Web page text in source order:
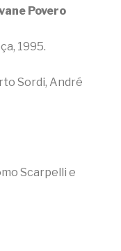
Povero
1995.
Sordi, André
Scarpelli e